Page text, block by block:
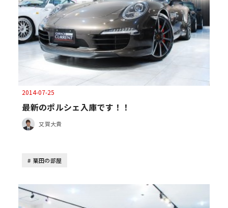
2014-07-25
最新のポルシェ入庫です！！
又賀大貴
栗田の部屋